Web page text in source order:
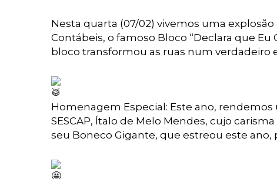
Nesta quarta (07/02) vivemos uma
Contábeis, o famoso Bloco “Declara que
bloco transformou as ruas num verdadeiro
Homenagem Especial: Este ano,
SESCAP, Ítalo de Melo Mendes, cujo
seu Boneco Gigante, que estreou este